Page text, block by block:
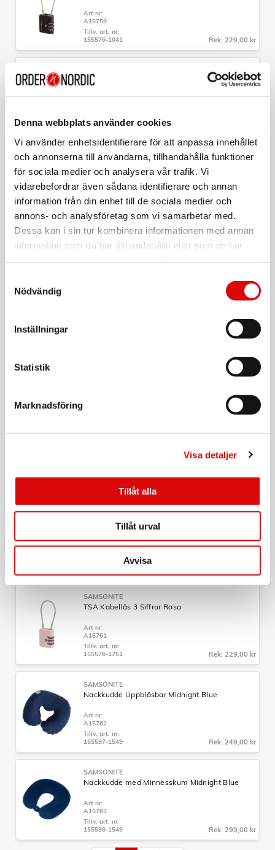
Denna webbplats använder cookies
Vi använder enhetsidentifierare för att anpassa innehållet
och annonserna till användarna, tillhandahålla funktioner
för sociala medier och analysera vår trafik. Vi
vidarebefordrar även sådana identifierare och annan
information från din enhet till de sociala medier och
annons- och analysföretag som vi samarbetar med.
Dessa kan i sin tur kombinera informationen med annan
information som du har tillhandahållit eller som de har
Nödvändig
Inställningar
Statistik
Marknadsföring
Visa detaljer
Tillåt alla
Tillåt urval
Avvisa
- Material: 100% Polypropylen
- Garanti: Begränsad 3 års global garanti
- Hjul: 4 stycken dubbla hjul
- Lås: Fast tresiffrigt TSA-kombinationslås
Art nr:
A15759
Tillv. art. nr:
155576-1041
Rek: 229,00 kr
Hopvikbar Ryggsäck M TA Revolution Svart
Tillv. art. nr:
157182-1041
SAMSONITE
Necessär Hängbar Rosa
Art nr:
A15766
Tillv. art. nr:
142789-1751
Rek: 649,00 kr
SKROSS
Jordad
Rek: 129,00 kr
155575-2957
Rek: 299,00 kr
Art nr:
A15748
SAMSONITE
TSA Kabellås 3 Siffror Rosa
Art nr:
A15761
Tillv. art. nr:
155576-1751
Rek: 229,00 kr
SAMSONITE
Nackkudde Uppblåsbar Midnight Blue
Art nr:
A15762
Tillv. art. nr:
155597-1549
Rek: 249,00 kr
SAMSONITE
Nackkudde med Minnesskum Midnight Blue
Art nr:
A15763
Tillv. art. nr:
155598-1549
Rek: 299,00 kr